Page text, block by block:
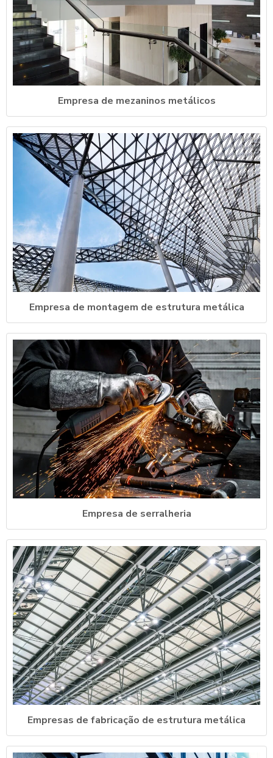
Empresa de mezaninos metálicos
Empresa de montagem de estrutura metálica
Empresa de serralheria
Empresas de fabricação de estrutura metálica